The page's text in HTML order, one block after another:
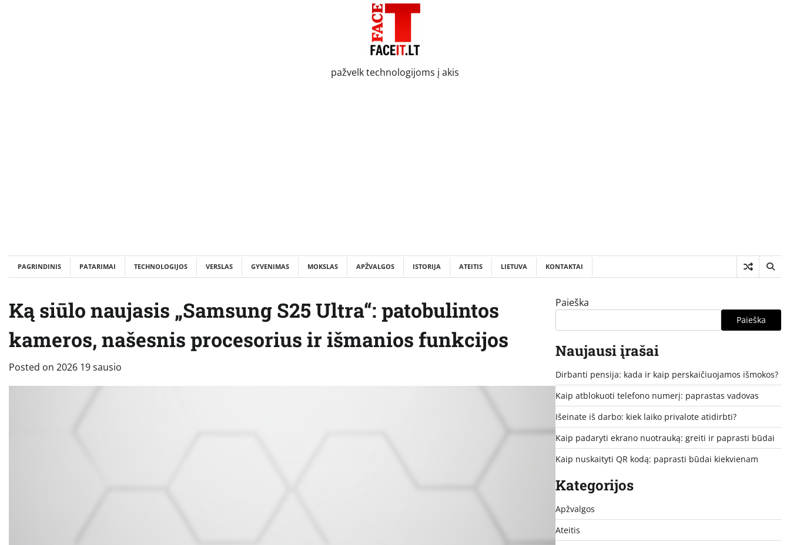
pažvelk technologijoms į akis
PAGRINDINIS PATARIMAI TECHNOLOGIJOS VERSLAS GYVENIMAS MOKSLAS APŽVALGOS ISTORIJA ATEITIS LIETUVA KONTAKTAI
Ką siūlo naujasis „Samsung S25 Ultra“: patobulintos
kameros, našesnis procesorius ir išmanios funkcijos
Posted on 2026 19 sausio
Paieška
Paieška
Naujausi įrašai
Dirbanti pensija: kada ir kaip perskaičiuojamos išmokos?
Kaip atblokuoti telefono numerį: paprastas vadovas
Išeinate iš darbo: kiek laiko privalote atidirbti?
Kaip padaryti ekrano nuotrauką: greiti ir paprasti būdai
Kaip nuskaityti QR kodą: paprasti būdai kiekvienam
Kategorijos
Apžvalgos
Ateitis